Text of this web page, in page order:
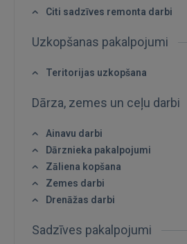
Ienākt
Aizmirsāt paroli?
GOOGLE
Citi sadzīves remonta darbi
Uzkopšanas pakalpojumi
Teritorijas uzkopšana
Dārza, zemes un ceļu darbi
Ainavu darbi
Dārznieka pakalpojumi
Zāliena kopšana
Zemes darbi
Drenāžas darbi
Sadzīves pakalpojumi